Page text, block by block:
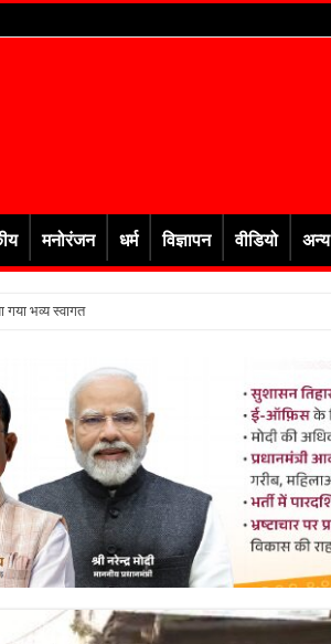
मनोरंजन धर्म विज्ञापन वीडियो अन्य
गया भव्य स्वागत